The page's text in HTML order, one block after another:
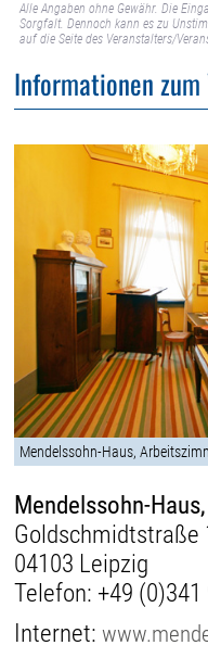
Alle Angaben ohne Gewähr. Die
Sorgfalt. Dennoch kann es zu
auf die Seite des Veranstalters/
Informationen
Mendelssohn-Haus,
Mendelssohn-
Goldschmidtstraße
04103 Leipzig
Telefon: +49
Internet: